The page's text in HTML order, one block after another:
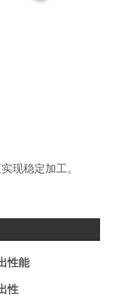
现稳定加工。
性能
性